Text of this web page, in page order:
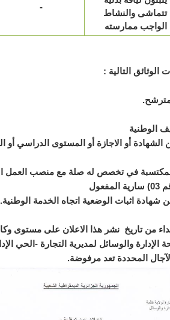
تتماشى والنشاط
الواجب ممارسته
-
التالية :
الوطنية
أو الاجازة أو المستوى الدراسي أو
في تخصص له صلة مع منصب العمل
اثبات الوضعية اتجاه الخدمة الوطنية.
والوسائل لمديرية التجارة -الحي
المحددة تعد مرفوضة.